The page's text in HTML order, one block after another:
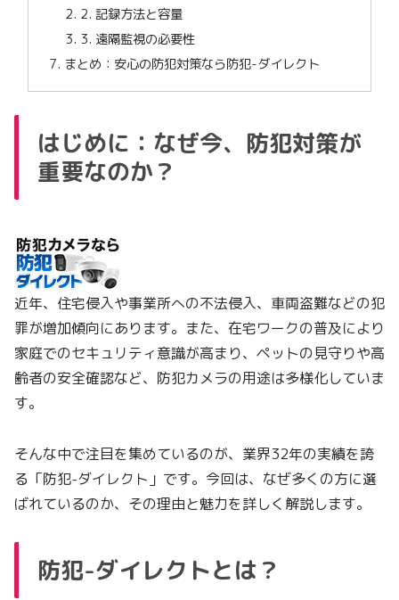
2. 記録方法と容量
3. 遠隔監視の必要性
まとめ：安心の防犯対策なら防犯-ダイレクト
はじめに：なぜ今、防犯対策が
重要なのか？
近年、住宅侵入や事業所への不法侵入、車両盗難などの犯
罪が増加傾向にあります。また、在宅ワークの普及により
家庭でのセキュリティ意識が高まり、ペットの見守りや高
齢者の安全確認など、防犯カメラの用途は多様化していま
す。
そんな中で注目を集めているのが、業界32年の実績を誇
る「防犯-ダイレクト」です。今回は、なぜ多くの方に選
ばれているのか、その理由と魅力を詳しく解説します。
防犯-ダイレクトとは？